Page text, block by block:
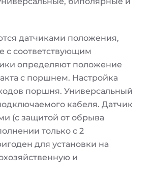
датчиками положения,
с соответствующим
определяют положение
с поршнем. Настройка
поршня. Универсальный
кабеля. Датчик
(с защитой от обрыва
только с 2
для установки на
и